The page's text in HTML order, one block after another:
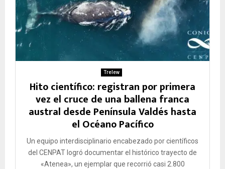
Trelew
Hito científico: registran por primera
vez el cruce de una ballena franca
austral desde Península Valdés hasta
el Océano Pacífico
Un equipo interdisciplinario encabezado por científicos
del CENPAT logró documentar el histórico trayecto de
«Atenea», un ejemplar que recorrió casi 2.800